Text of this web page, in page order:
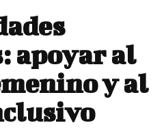
apoyar al
y al